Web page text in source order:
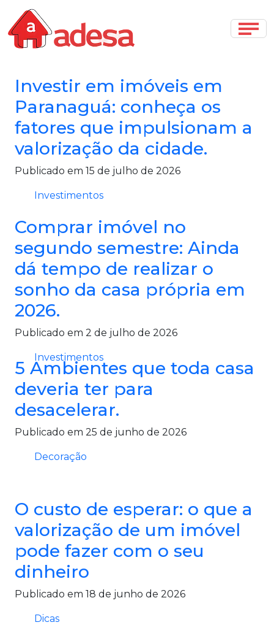
Investir em imóveis em
Paranaguá: conheça os
fatores que impulsionam a
valorização da cidade.
Publicado em 15 de julho de 2026
Investimentos
Comprar imóvel no
segundo semestre: Ainda
dá tempo de realizar o
sonho da casa própria em
2026.
Publicado em 2 de julho de 2026
Investimentos
5 Ambientes que toda casa
deveria ter para
desacelerar.
Publicado em 25 de junho de 2026
Decoração
O custo de esperar: o que a
valorização de um imóvel
pode fazer com o seu
dinheiro
Publicado em 18 de junho de 2026
Dicas